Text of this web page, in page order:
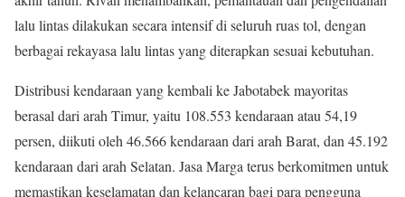
lalu lintas dilakukan secara intensif di seluruh ruas tol, dengan
berbagai rekayasa lalu lintas yang diterapkan sesuai kebutuhan.
Distribusi kendaraan yang kembali ke Jabotabek mayoritas
berasal dari arah Timur, yaitu 108.553 kendaraan atau 54,19
persen, diikuti oleh 46.566 kendaraan dari arah Barat, dan 45.192
kendaraan dari arah Selatan. Jasa Marga terus berkomitmen untuk
memastikan keselamatan dan kelancaran bagi para pengguna